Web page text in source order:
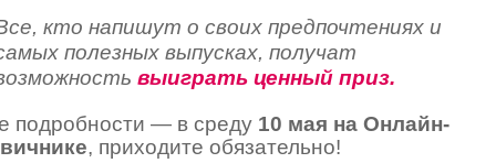
кто напишут о своих предпочтениях и
полезных выпусках, получат
выиграть ценный приз.
подробности — в среду 10 мая на Онлайн-
, приходите обязательно!